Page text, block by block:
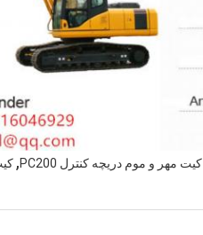
کیت مهر و موم دریچه کنترل PC200 ,